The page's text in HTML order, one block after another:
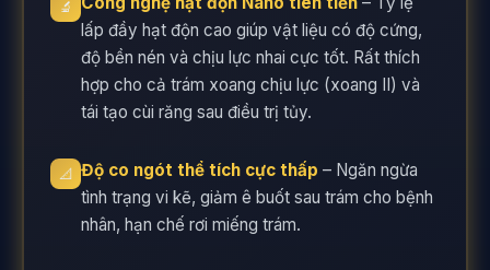
🔬
lấp đầy hạt độn cao giúp vật liệu có độ cứng,
độ bền nén và chịu lực nhai cực tốt. Rất thích
hợp cho cả trám xoang chịu lực (xoang II) và
tái tạo cùi răng sau điều trị tủy.
📐 Độ co ngót thể tích cực thấp – Ngăn ngừa
tình trạng vi kẽ, giảm ê buốt sau trám cho bệnh
nhân, hạn chế rơi miếng trám.